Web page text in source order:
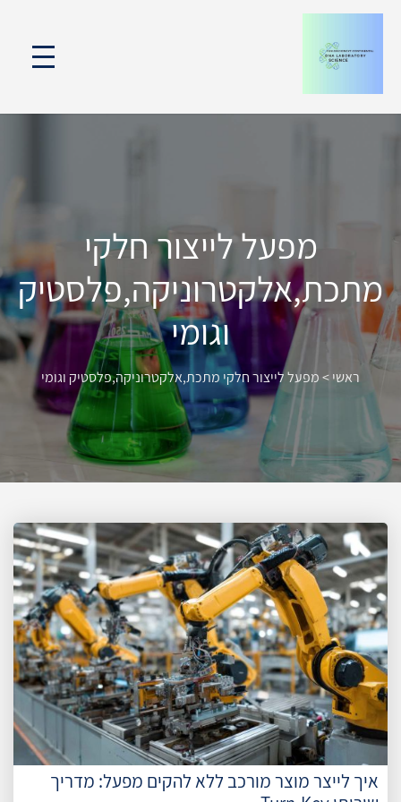
מפעל לייצור חלקי
מתכת,אלקטרוניקה,פלסטיק
וגומי
ראשי>מפעל לייצור חלקי מתכת,אלקטרוניקה,פלסטיק וגומי
איך לייצר מוצר מורכב ללא להקים מפעל: מדריך